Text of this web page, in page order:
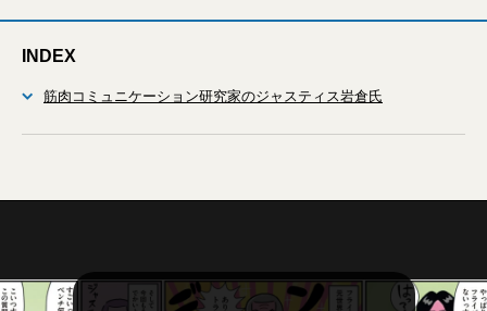
INDEX
筋肉コミュニケーション研究家のジャスティス岩倉氏